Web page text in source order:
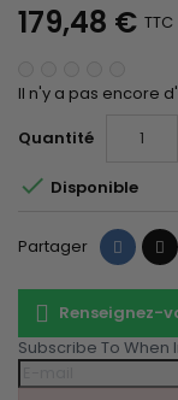
179,48 € TTC
Il n'y a pas encore
Quantité
 Disponible
Partager
Renseignez-
Subscribe To When